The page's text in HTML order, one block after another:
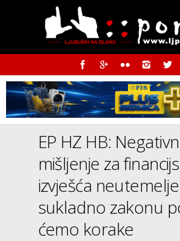
EP HZ HB:
mišljenje za
izvješća
sukladno zakonu
ćemo korake